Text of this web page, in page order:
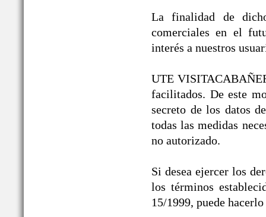
La finalidad de
comerciales en el
interés a nuestros
UTE
facilitados. De este
secreto de los datos
todas las medidas
no autorizado.
Si desea ejercer los
los términos
15/1999, puede